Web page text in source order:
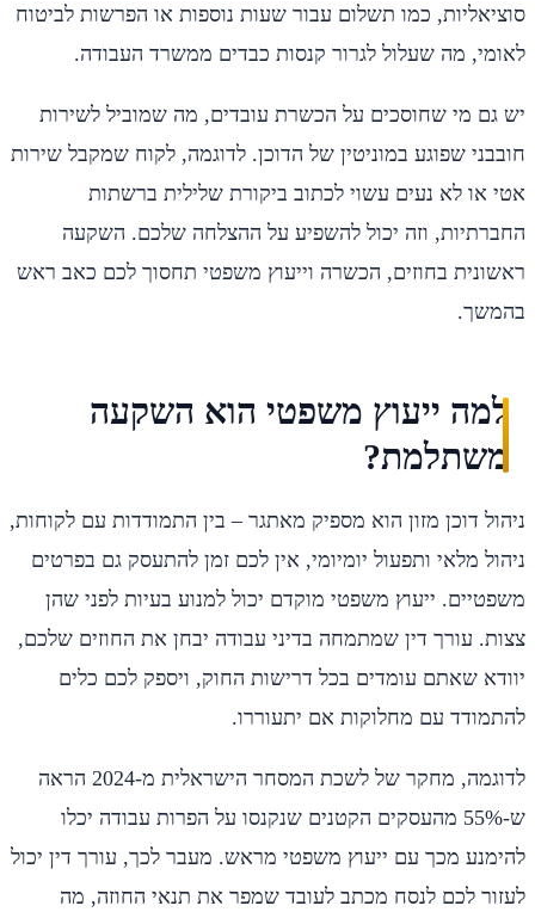
סוציאליות, כמו תשלום עבור שעות נוספות או הפרשות לביטוח
לאומי, מה שעלול לגרור קנסות כבדים ממשרד העבודה.
יש גם מי שחוסכים על הכשרת עובדים, מה שמוביל לשירות
חובבני שפוגע במוניטין של הדוכן. לדוגמה, לקוח שמקבל שירות
אטי או לא נעים עשוי לכתוב ביקורת שלילית ברשתות
החברתיות, וזה יכול להשפיע על ההצלחה שלכם. השקעה
ראשונית בחוזים, הכשרה וייעוץ משפטי תחסוך לכם כאב ראש
בהמשך.
למה ייעוץ משפטי הוא השקעה
משתלמת?
ניהול דוכן מזון הוא מספיק מאתגר – בין התמודדות עם לקוחות,
ניהול מלאי ותפעול יומיומי, אין לכם זמן להתעסק גם בפרטים
משפטיים. ייעוץ משפטי מוקדם יכול למנוע בעיות לפני שהן
צצות. עורך דין שמתמחה בדיני עבודה יבחן את החוזים שלכם,
יוודא שאתם עומדים בכל דרישות החוק, ויספק לכם כלים
להתמודד עם מחלוקות אם יתעוררו.
לדוגמה, מחקר של לשכת המסחר הישראלית מ-2024 הראה
ש-55% מהעסקים הקטנים שנקנסו על הפרות עבודה יכלו
להימנע מכך עם ייעוץ משפטי מראש. מעבר לכך, עורך דין יכול
לעזור לכם לנסח מכתב לעובד שמפר את תנאי החוזה, מה